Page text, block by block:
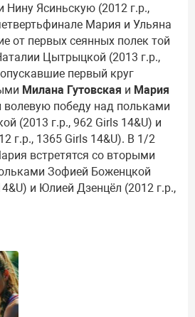
Нину Ясиньскую (2012 г.р.,
Мария и Ульяна
от первых сеянных полек той
Цытрыцкой (2013 г.р.,
первый круг
Милана Гутовская и Мария
волевую победу над польками
(2013 г.р., 962 Girls 14&U) и
г.р., 1365 Girls 14&U). В 1/2
встретятся со вторыми
Зофией Боженцкой
и Юлией Дзенцёл (2012 г.р.,